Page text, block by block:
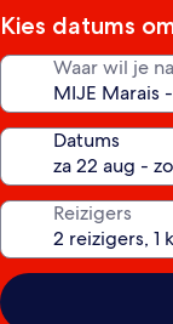
Kies datums
Waar wil je
Datums
Reizigers